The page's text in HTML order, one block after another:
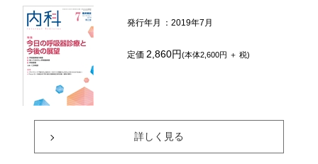
発行年月 ：2019年7月
定価2,860円(本体2,600円 ＋ 税)
詳しく見る